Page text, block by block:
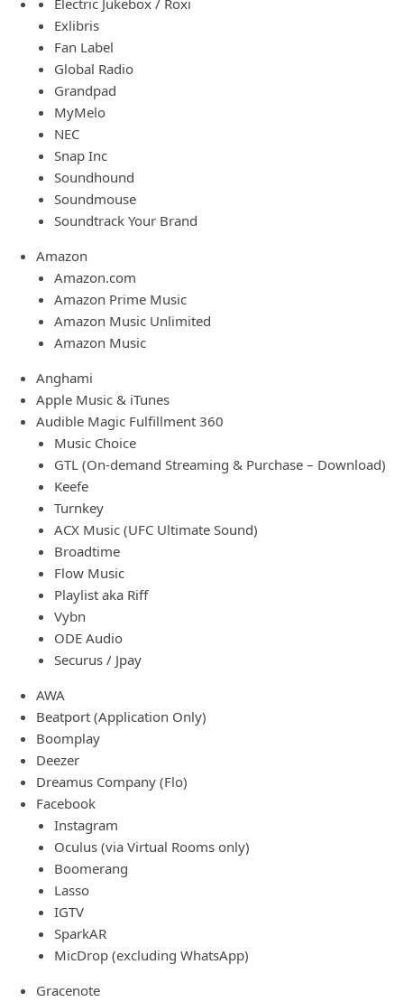
Electric Jukebox / Roxi
Exlibris
Fan Label
Global Radio
Grandpad
MyMelo
NEC
Snap Inc
Soundhound
Soundmouse
Soundtrack Your Brand
Amazon
Amazon.com
Amazon Prime Music
Amazon Music Unlimited
Amazon Music
Anghami
Apple Music & iTunes
Audible Magic Fulfillment 360
Music Choice
GTL (On-demand Streaming & Purchase – Download)
Keefe
Turnkey
ACX Music (UFC Ultimate Sound)
Broadtime
Flow Music
Playlist aka Riff
Vybn
ODE Audio
Securus / Jpay
AWA
Beatport (Application Only)
Boomplay
Deezer
Dreamus Company (Flo)
Facebook
Instagram
Oculus (via Virtual Rooms only)
Boomerang
Lasso
IGTV
SparkAR
MicDrop (excluding WhatsApp)
Gracenote